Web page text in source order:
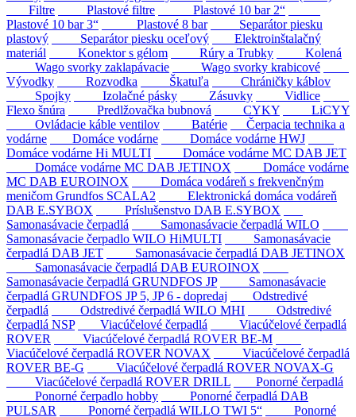
Filtre
Plastové filtre
Plastové 10 bar 2“
Plastové 10 bar 3“
Plastové 8 bar
Separátor piesku
plastový
Separátor piesku oceľový
Elektroinštalačný
materiál
Konektor s gélom Rúry a Trubky
Kolená
Wago svorky zaklapávacie
Wago svorky krabicové
Vývodky
Rozvodka Škatuľa
Chráničky káblov
Spojky
Izolačné pásky Zásuvky
Vidlice
Flexo šnúra
Predlžovačka bubnová CYKY
LiCYY
Ovládacie káble ventilov
Batérie
Čerpacia technika a
vodárne
Domáce vodárne
Domáce vodárne HWJ
Domáce vodárne Hi MULTI
Domáce vodárne MC DAB JET
Domáce vodárne MC DAB JETINOX
Domáce vodárne
MC DAB EUROINOX
Domáca vodáreň s frekvenčným
meničom Grundfos SCALA2
Elektronická domáca vodáreň
DAB E.SYBOX
Príslušenstvo DAB E.SYBOX
Samonasávacie čerpadlá
Samonasávacie čerpadlá WILO
Samonasávacie čerpadlo WILO HiMULTI
Samonasávacie
čerpadlá DAB JET
Samonasávacie čerpadlá DAB JETINOX
Samonasávacie čerpadlá DAB EUROINOX
Samonasávacie čerpadlá GRUNDFOS JP
Samonasávacie
čerpadlá GRUNDFOS JP 5, JP 6 - dopredaj
Odstredivé
čerpadlá
Odstredivé čerpadlá WILO MHI
Odstredivé
čerpadlá NSP
Viacúčelové čerpadlá
Viacúčelové čerpadlá
ROVER
Viacúčelové čerpadlá ROVER BE-M
Viacúčelové čerpadlá ROVER NOVAX
Viacúčelové čerpadlá
ROVER BE-G
Viacúčelové čerpadlá ROVER NOVAX-G
Viacúčelové čerpadlá ROVER DRILL
Ponorné čerpadlá
Ponorné čerpadlo hobby
Ponorné čerpadlá DAB
PULSAR
Ponorné čerpadlá WILLO TWI 5“
Ponorné